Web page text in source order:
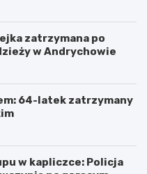
zatrzymana po
w Andrychowie
64-latek zatrzymany
w kapliczce: Policja